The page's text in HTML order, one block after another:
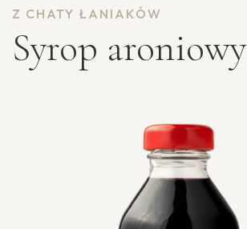
Z CHATY ŁANIAKÓW
Syrop aroniowy